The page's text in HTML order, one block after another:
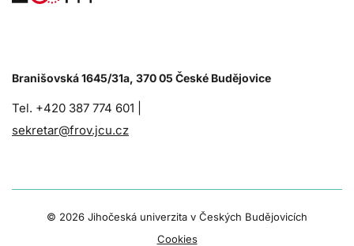
Branišovská 1645/31a, 370 05 České Budějovice
Tel. +420 387 774 601 |
sekretar@frov.jcu.cz
© 2026 Jihočeská univerzita v Českých Budějovicích
Cookies